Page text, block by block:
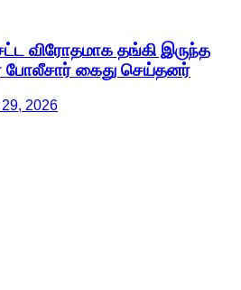
விரோதமாக தங்கி இருந்த
கைது செய்தனர்
2026